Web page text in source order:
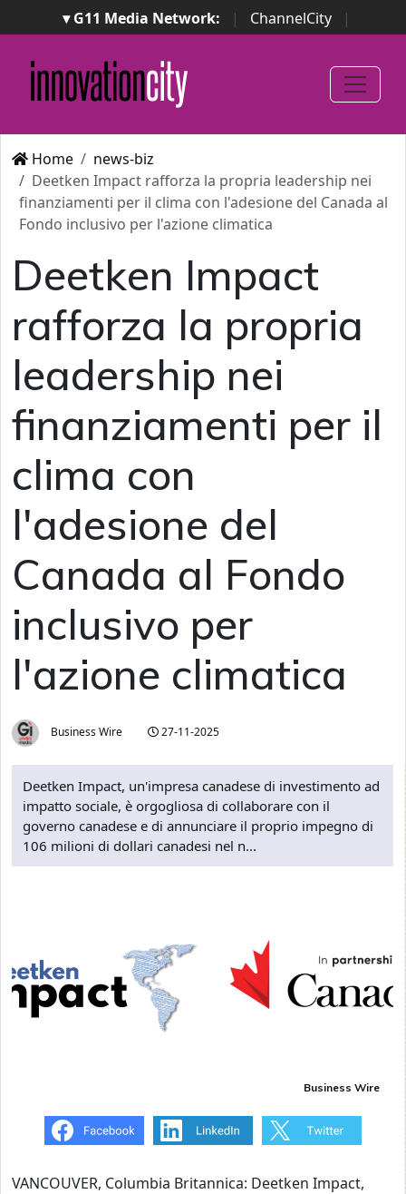
▾ G11 Media Network: | ChannelCity
|
ImpresaCity | SecurityOpenLab | Italian Channel
Awards
Italian Project Awards
Italian Security
Awards
Home
news-biz
Deetken Impact rafforza la propria leadership nei
finanziamenti per il clima con l'adesione del Canada al
Fondo inclusivo per l'azione climatica
Deetken Impact
rafforza la propria
leadership nei
finanziamenti per il
clima con
l'adesione del
Canada al Fondo
inclusivo per
l'azione climatica
Business Wire 27-11-2025
Deetken Impact, un'impresa canadese di investimento ad
impatto sociale, è orgogliosa di collaborare con il
governo canadese e di annunciare il proprio impegno di
106 milioni di dollari canadesi nel n...
Business Wire
VANCOUVER, Columbia Britannica: Deetken Impact,